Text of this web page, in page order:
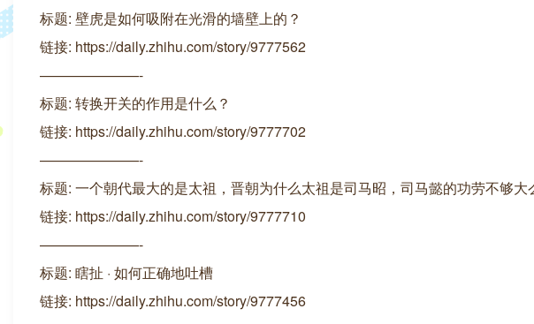
标题: 壁虎是如何吸附在光滑的墙壁上的？
链接: https://daily.zhihu.com/story/9777562
———————-
标题: 转换开关的作用是什么？
链接: https://daily.zhihu.com/story/9777702
———————-
标题: 一个朝代最大的是太祖，晋朝为什么太祖是司马昭，司马懿的功劳不够大
链接: https://daily.zhihu.com/story/9777710
———————-
标题: 瞎扯 · 如何正确地吐槽
链接: https://daily.zhihu.com/story/9777456